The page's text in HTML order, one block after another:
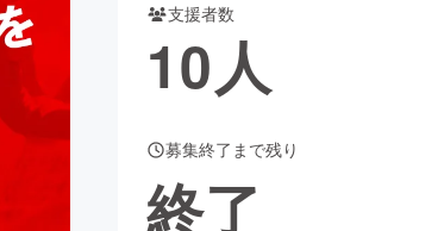
ビューティー・ヘルスケア
支援者数
10人
募集終了まで残り
終了